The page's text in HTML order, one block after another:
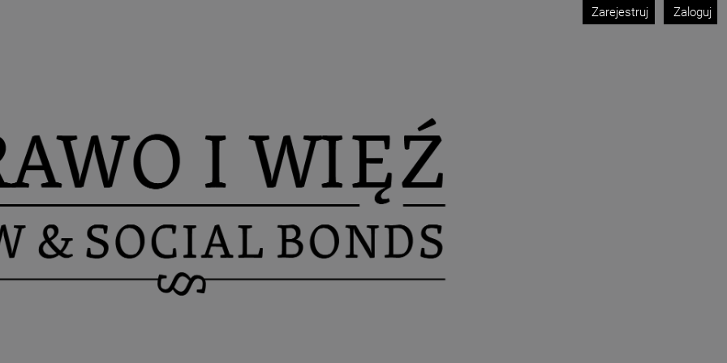
Zarejestruj Zaloguj